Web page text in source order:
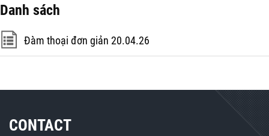
Danh sách
Đàm thoại đơn giản 20.04.26
CONTACT